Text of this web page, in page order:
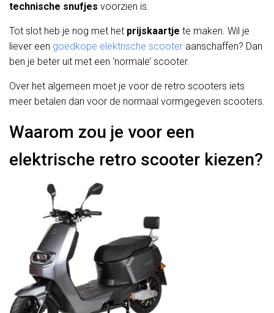
technische snufjes voorzien is.
Tot slot heb je nog met het prijskaartje te maken. Wil je
liever een goedkope elektrische scooter aanschaffen? Dan
ben je beter uit met een ‘normale’ scooter.
Over het algemeen moet je voor de retro scooters iets
meer betalen dan voor de normaal vormgegeven scooters.
Waarom zou je voor een
elektrische retro scooter kiezen?